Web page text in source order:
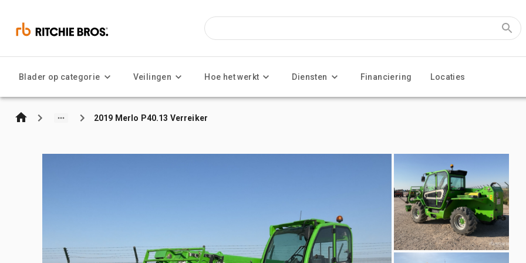
Blader op categorie Veilingen Hoe het werkt Diensten Financiering Locaties
2019 Merlo P40.13 Verreiker